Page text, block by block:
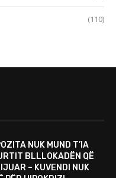
(110)
NUK MUND T’IA
BLLLOKADËN QË
– KUVENDI NUK